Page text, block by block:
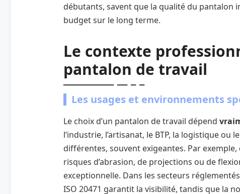
débutants, savent que la qualité du pantalon
budget sur le long terme.
Le contexte
pantalon de travail
Les usages et environnements
Le choix d’un pantalon de travail dépend
l’industrie, l’artisanat, le BTP, la logistique ou
différentes, souvent exigeantes. Par
risques d’abrasion, de projections ou de
exceptionnelle. Dans les secteurs
ISO 20471 garantit la visibilité, tandis que la